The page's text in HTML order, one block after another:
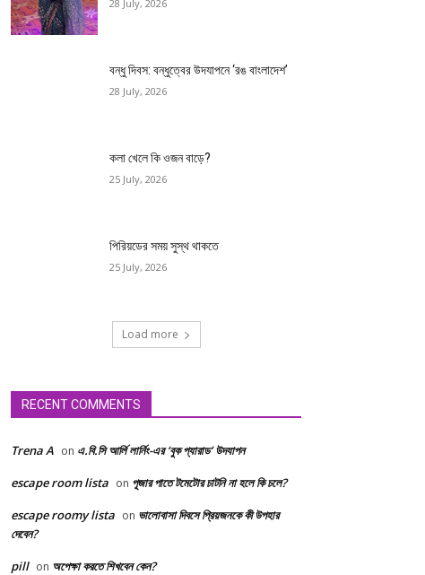
28 July, 2026
বন্ধু দিবস: বন্ধুত্বের উদযাপনে ‘রঙ বাংলাদেশ’
28 July, 2026
কলা খেলে কি ওজন বাড়ে?
25 July, 2026
পিরিয়ডের সময় সুস্থ থাকতে
25 July, 2026
Load more
RECENT COMMENTS
Trena A on এ.বি.সি আর্লি লার্নিং-এর ‘বুক প্যারাড’ উদযাপন
escape room lista on পূজার পাতে টমেটোর চাটনি না হলে কি চলে?
escape roomy lista on ভালোবাসা দিবসে প্রিয়জনকে কী উপহার
দেবেন?
pill on অপেক্ষা করতে শিখবেন কেন?